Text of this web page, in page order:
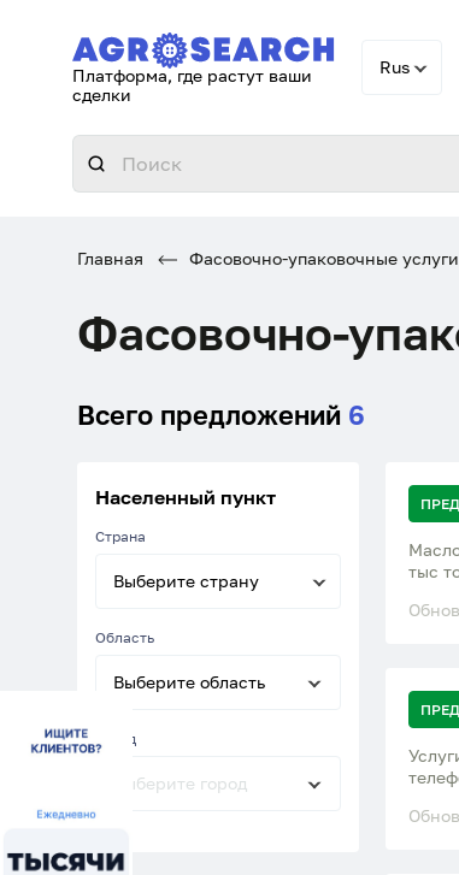
Платформа, где растут ваши
сделки
Rus
Главная Фасовочно-упаковочные услуги
Фасовочно-
Всего предложений 6
Населенный пункт
Страна
Выберите страну
Область
Выберите область
Город
Выберите город
тыс